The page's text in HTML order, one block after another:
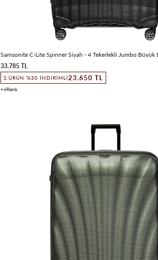
Samsonite C-Lite Spinner Siyah - 4 Tekerlekli Jumbo Büyük
33.785 TL
2.ÜRÜN %30 İNDIRIMLI23.650 TL
4